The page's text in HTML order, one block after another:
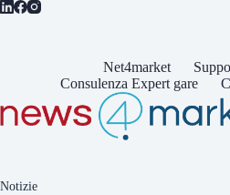
Net4market
Consulenza Expert gare
Notizie